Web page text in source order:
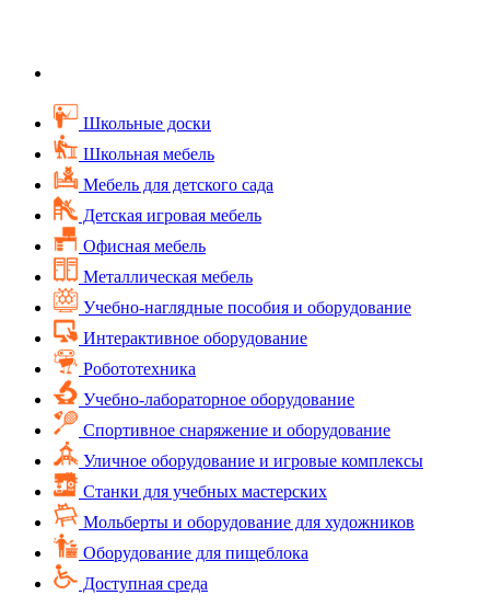
Школьные доски
Школьная мебель
Мебель для детского сада
Детская игровая мебель
Офисная мебель
Металлическая мебель
Учебно-наглядные пособия и оборудование
Интерактивное оборудование
Робототехника
Учебно-лабораторное оборудование
Спортивное снаряжение и оборудование
Уличное оборудование и игровые комплексы
Cтанки для учебных мастерских
Мольберты и оборудование для художников
Оборудование для пищеблока
Доступная среда